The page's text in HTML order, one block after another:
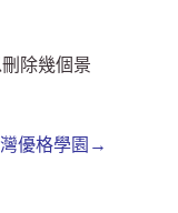
除幾個景
優格學園→